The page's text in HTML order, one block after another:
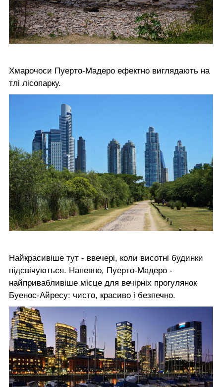
Хмарочоси Пуерто-Мадеро ефектно виглядають на
тлі лісопарку.
Найкрасивіше тут - ввечері, коли висотні будинки
підсвічуються. Напевно, Пуерто-Мадеро -
найпривабливіше місце для вечірніх прогулянок
Буенос-Айресу: чисто, красиво і безпечно.